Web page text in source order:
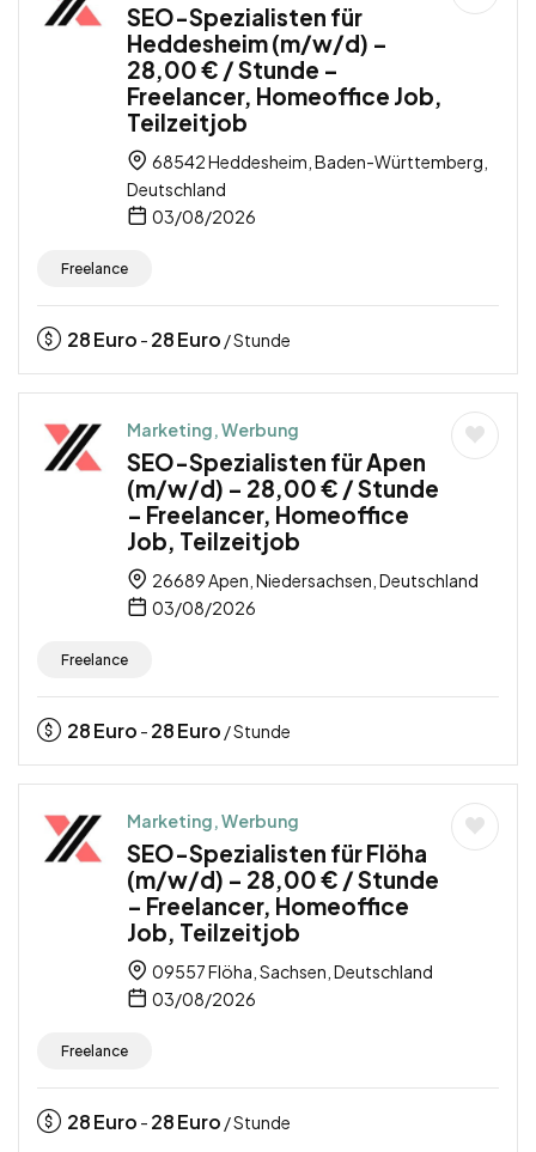
SEO-Spezialisten für
Heddesheim (m/w/d) –
28,00 € / Stunde –
Freelancer, Homeoffice Job,
Teilzeitjob
68542 Heddesheim, Baden-Württemberg,
Deutschland
03/08/2026
Freelance
28Euro - 28Euro / Stunde
Marketing, Werbung
SEO-Spezialisten für Apen
(m/w/d) – 28,00 € / Stunde
– Freelancer, Homeoffice
Job, Teilzeitjob
26689 Apen, Niedersachsen, Deutschland
03/08/2026
Freelance
28Euro - 28Euro / Stunde
Marketing, Werbung
SEO-Spezialisten für Flöha
(m/w/d) – 28,00 € / Stunde
– Freelancer, Homeoffice
Job, Teilzeitjob
09557 Flöha, Sachsen, Deutschland
03/08/2026
Freelance
28Euro - 28Euro / Stunde